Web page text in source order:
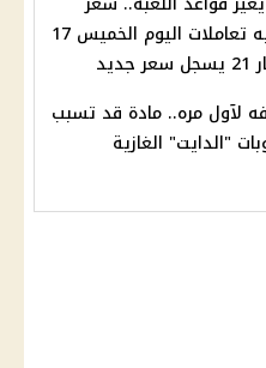
الذهب فى بدايه تعاملات اليوم الخميس 17
لآول مره.. مادة قد تسبب
"الدايت" الغازية